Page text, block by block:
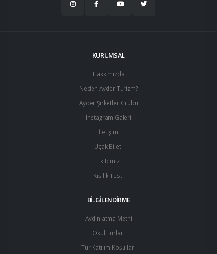
KURUMSAL
Hakkımızda
Neden Ayder Turizm?
Ayder Şirketler Grubu
Instagram Galeri
İletişim
Uçak Bileti
Ekibimiz
Kişilik Testi
BİLGİLENDİRME
Aydınlatma Metni
Okul Turları
Tur Katılım Koşulları